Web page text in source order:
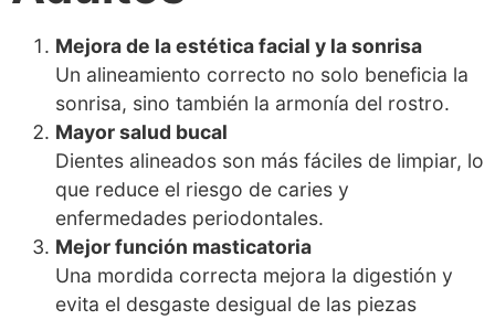
Mejora de la estética facial y la sonrisa
Un alineamiento correcto no solo beneficia la
sonrisa, sino también la armonía del rostro.
Mayor salud bucal
Dientes alineados son más fáciles de limpiar, lo
que reduce el riesgo de caries y
enfermedades periodontales.
Mejor función masticatoria
Una mordida correcta mejora la digestión y
evita el desgaste desigual de las piezas